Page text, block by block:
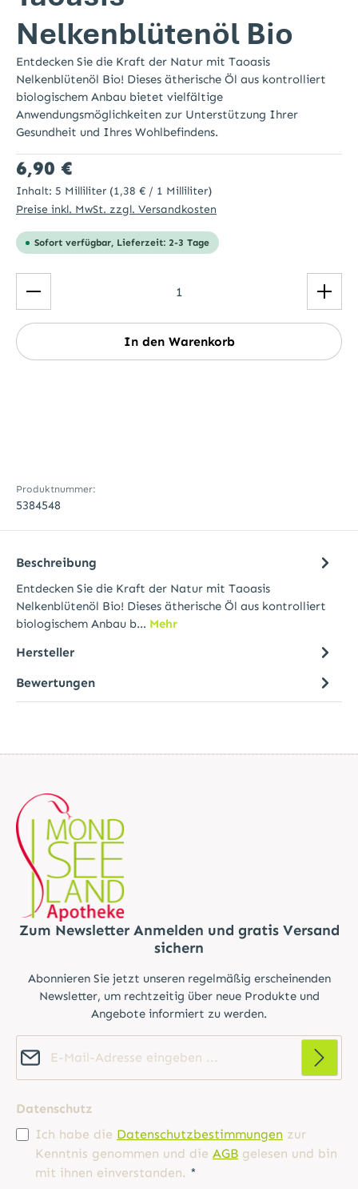
Nelkenblütenöl Bio
Entdecken Sie die Kraft der Natur mit Taoasis
Nelkenblütenöl Bio! Dieses ätherische Öl aus kontrolliert
biologischem Anbau bietet vielfältige
Anwendungsmöglichkeiten zur Unterstützung Ihrer
Gesundheit und Ihres Wohlbefindens.
Regulärer Preis:
6,90 €
Inhalt: 5 Milliliter (1,38 € / 1 Milliliter)
Preise inkl. MwSt. zzgl. Versandkosten
Sofort verfügbar, Lieferzeit: 2-3 Tage
Produkt Anzahl: Gib den gewünschten Wert ein
In den Warenkorb
Produktnummer:
5384548
Beschreibung
Entdecken Sie die Kraft der Natur mit Taoasis
Nelkenblütenöl Bio! Dieses ätherische Öl aus kontrolliert
biologischem Anbau b… Mehr
Hersteller
Bewertungen
Zum Newsletter Anmelden und gratis Versand
sichern
Abonnieren Sie jetzt unseren regelmäßig erscheinenden
Newsletter, um rechtzeitig über neue Produkte und
Angebote informiert zu werden.
Datenschutz
Ich habe die Datenschutzbestimmungen zur
Kenntnis genommen und die AGB gelesen und bin
mit ihnen einverstanden. *